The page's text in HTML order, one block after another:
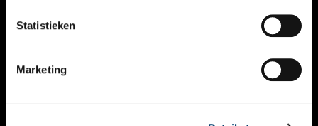
Statistieken
Marketing
NIEUWS
KALENDER